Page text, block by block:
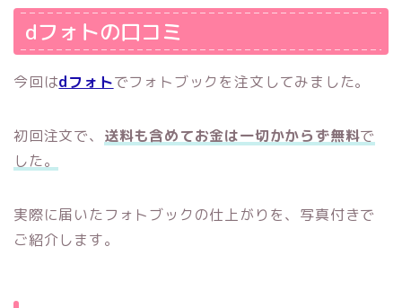
dフォトの口コミ
今回はdフォトでフォトブックを注文してみました。
初回注文で、 送料も含めてお金は一切かからず無料で
した。
実際に届いたフォトブックの仕上がりを、写真付きで
ご紹介します。